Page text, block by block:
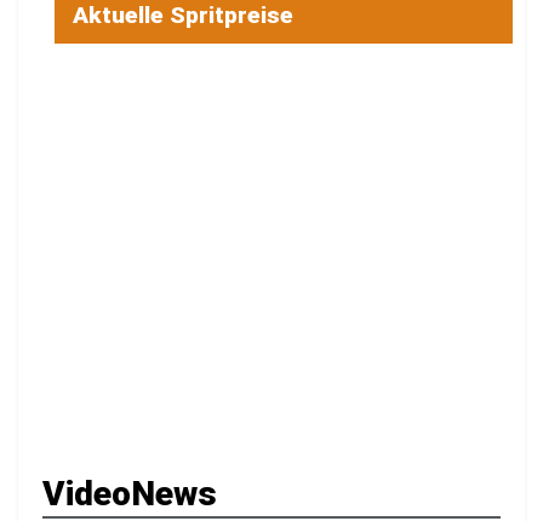
Aktuelle Spritpreise
VideoNews